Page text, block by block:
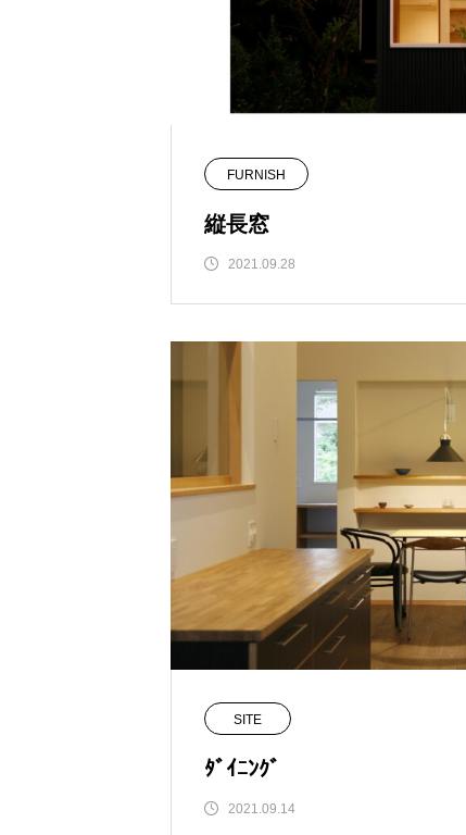
FURNISH
縦長窓
2021.09.28
SITE
ﾀﾞｲﾆﾝｸﾞ
2021.09.14